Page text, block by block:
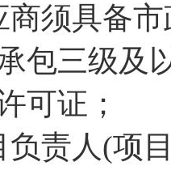
商须具备
包三级及
可证；
负责人(项